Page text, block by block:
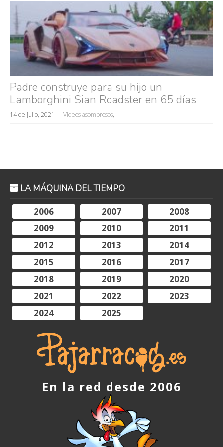
Padre construye para su hijo un
Lamborghini Sian Roadster en 65 días
14 de julio, 2021 Videos asombrosos,
LA MÁQUINA DEL TIEMPO
2006
2007
2008
2009
2010
2011
2012
2013
2014
2015
2016
2017
2018
2019
2020
2021
2022
2023
2024
2025
En la red desde 2006